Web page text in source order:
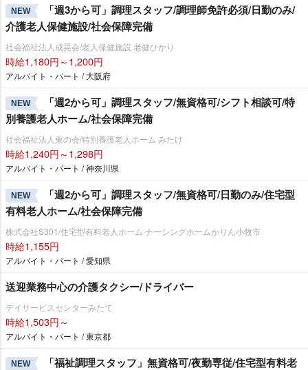
NEW
「週3から可」調理スタッフ/調理師免許必須/日勤のみ/
介護老人保健施設/社会保障完備
社会福祉法人成晃会/老人保健施設 老健ひかり
時給1,180円～1,200円
アルバイト・パート / 大阪府
NEW
「週2から可」調理スタッフ/無資格可/シフト相談可/特
別養護老人ホーム/社会保障完備
社会福祉法人東の会/特別養護老人ホーム みたけ
時給1,240円～1,298円
アルバイト・パート / 神奈川県
NEW
「週2から可」調理スタッフ/無資格可/日勤のみ/住宅型
有料老人ホーム/社会保障完備
株式会社S301/住宅型有料老人ホーム ナーシングホームかりん小牧市
時給1,155円
アルバイト・パート / 愛知県
送迎業務中心の介護タクシー/ドライバー
デイサービスセンターみたて
時給1,503円～
アルバイト・パート / 東京都
NEW
「福祉調理スタッフ」無資格可/夜勤専従/住宅型有料老